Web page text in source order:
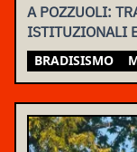
A POZZUOLI:
ISTITUZIONALI
BRADISISMO